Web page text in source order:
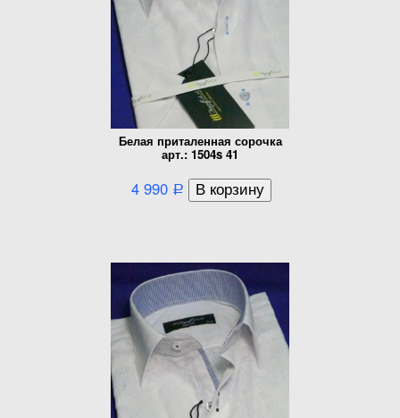
Белая приталенная сорочка
арт.: 1504s 41
4 990 Р